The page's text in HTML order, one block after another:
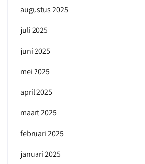
augustus 2025
juli 2025
juni 2025
mei 2025
april 2025
maart 2025
februari 2025
januari 2025